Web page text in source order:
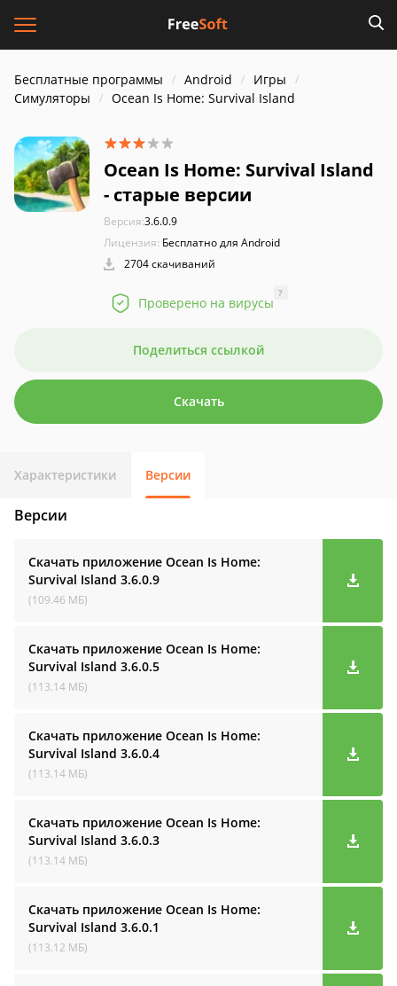
Бесплатные программы Android
Игры
Симуляторы
Ocean Is Home: Survival Island
Ocean Is Home: Survival Island
- старые версии
Версия:3.6.0.9
Лицензия: Бесплатно для Android
2704 скачиваний
Проверено на вирусы
?
Поделиться ссылкой
Скачать
Характеристики Версии
Версии
Скачать приложение Ocean Is Home:
Survival Island 3.6.0.9
(109.46 МБ)
Скачать приложение Ocean Is Home:
Survival Island 3.6.0.5
(113.14 МБ)
Скачать приложение Ocean Is Home:
Survival Island 3.6.0.4
(113.14 МБ)
Скачать приложение Ocean Is Home:
Survival Island 3.6.0.3
(113.14 МБ)
Скачать приложение Ocean Is Home:
Survival Island 3.6.0.1
(113.12 МБ)